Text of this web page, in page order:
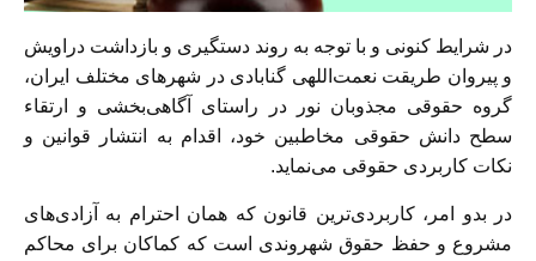
در شرایط کنونی و با توجه به روند دستگیری و بازداشت دراویش
و پیروان طریقت نعمت‌اللهی گنابادی در شهرهای مختلف ایران،
گروه حقوقی مجذوبان نور در راستای آگاهی‌بخشی و ارتقاء
سطح دانش حقوقی مخاطبین خود، اقدام به انتشار قوانین و
نکات کاربردی حقوقی می‌نماید.
در بدو امر، کاربردی‌ترین قانون که‌‌ همان احترام به آزادی‌های
مشروع و حفظ حقوق شهروندی است که کماکان برای محاکم